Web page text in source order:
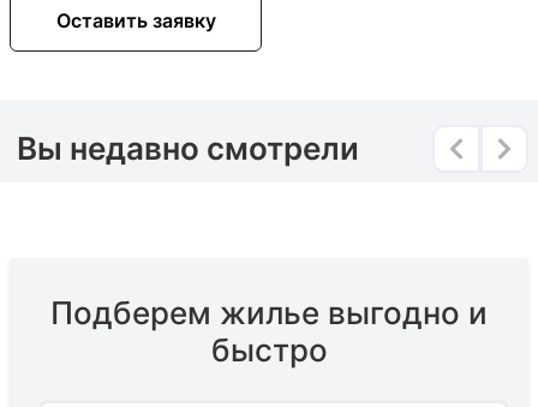
Оставить заявку
Вы недавно смотрели
Подберем жилье выгодно и
быстро